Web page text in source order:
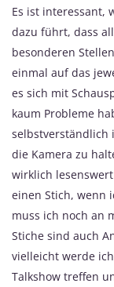
Es ist interessant,
dazu führt, dass
besonderen
einmal auf das
es sich mit
kaum Probleme
selbstverständlich
die Kamera zu
wirklich
einen Stich, wenn
muss ich noch an
Stiche sind auch
vielleicht werde
Talkshow treffen